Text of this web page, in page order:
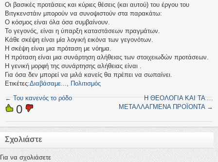
Οι βασικές προτάσεις και κύριες θέσεις (και αυτού) του έργου του
Βιτγκενστάιν μπορούν να συνοψιστούν στα παρακάτω:
Ο κόσμος είναι όλα όσα συμβαίνουν.
Το γεγονός, είναι η ύπαρξη καταστάσεων πραγμάτων.
Κάθε σκέψη είναι μία λογική εικόνα των γεγονότων.
Η σκέψη είναι μια πρόταση με νόημα.
Η πρόταση είναι μια συνάρτηση αλήθειας των στοιχειωδών προτάσεων.
Η γενική μορφή της συνάρτησης αλήθειας είναι .
Για όσα δεν μπορεί να μιλά κανείς θα πρέπει να σωπαίνει.
Ετικέτες:Διαβάσαμε...
Πολιτισμός
←Του κανενός το ρόδο
Η ΘΕΟΛΟΓΙΑ ΚΑΙ ΤΑ …
ΜΕΤΑΛΛΑΓΜΕΝΑ ΠΡΟΪΟΝΤΑ →
0
Σχολιάστε
Για να σχολιάσετε